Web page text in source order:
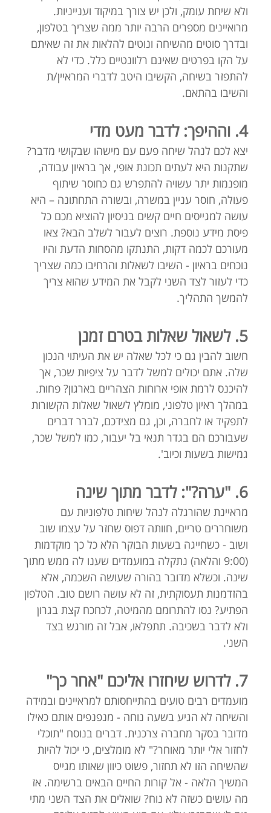
ולא שיחת עומק, ולכן יש צורך במיקוד וענייניות.
מרואיינים מספרים הרבה יותר ממה שצריך בטלפון,
ובדרך סוטים מהשיחה ונוטים להלאות את זה שאיתם
על הקו בפרטים שאינם רלוונטיים כלל. כדי לא
להתפזר בשיחה, הקשיבו היטב לדברי המראיין/ת
והשיבו בהתאם.
4. וההיפך: לדבר מעט מדי
יצא לכם לנהל שיחה פעם עם מישהו שבקושי מדבר?
שתקנות היא לעתים תכונת אופי, אך בראיון עבודה,
מופנמות יתר עשויה להתפרש גם כחוסר שיתוף
פעולה, חוסר עניין במשרה, ובשורה התחתונה – היא
עושה למגייסים חיים קשים בניסיון להוציא מכם כל
פיסת מידע נוספת. רוצים לעבור לשלב הבא? צאו
מעורכם לכמה דקות, התנתקו מהסחות הדעת והיו
נוכחים בראיון - השיבו לשאלות והרחיבו כמה שצריך
כדי לעזור לצד השני לקבל את המידע שהוא צריך
להמשך התהליך.
5. לשאול שאלות בטרם זמנן
חשוב להבין גם כי לכל שאלה יש את העיתוי הנכון
שלה. אתם יכולים למשל לדבר על ציפיות שכר, אך
להיכנס לרמת אופי ארוחות הצהריים בארגון? פחות.
במהלך ראיון טלפוני, מומלץ לשאול שאלות הקשורות
לתפקיד או לחברה, וכן, גם מצידכם, לברר דברים
שעבורכם הם בגדר תנאי בל יעבור, כמו למשל שכר,
גמישות בשעות וכיוב'.
6. "ערה?": לדבר מתוך שינה
מראיינת שהורגלה לנהל שיחות טלפוניות עם
משוחררים טריים, חוותה דפוס שחזר על עצמו שוב
ושוב - כשחייגה בשעות הבוקר הלא כל כך מוקדמות
(9:00 והלאה) נתקלה במועמדים שענו לה ממש מתוך
שינה. וכשלא מדובר בהורה שעושה השכמה, אלא
בהזדמנות תעסוקתית, זה לא עושה רושם טוב. הטלפון
הפתיע? נסו להתרומם מהמיטה, לכחכח קצת בגרון
ולא לדבר בשכיבה. תתפלאו, אבל זה מורגש בצד
השני.
7. לדרוש שיחזרו אליכם "אחר כך"
מועמדים רבים טועים בהתייחסותם למראיינים ובמידה
והשיחה לא הגיע בשעה נוחה - מנפנפים אותם כאילו
מדובר בסקר מחברה צרכנית. דברים בנוסח "תוכלי
לחזור אלי יותר מאוחר?" לא מומלצים, כי יכול להיות
שהשיחה הזו לא תחזור, פשוט כיוון שאותו מגייס
המשיך הלאה - אל קורות החיים הבאים ברשימה. אז
מה עושים כשזה לא נוח? שואלים את הצד השני מתי